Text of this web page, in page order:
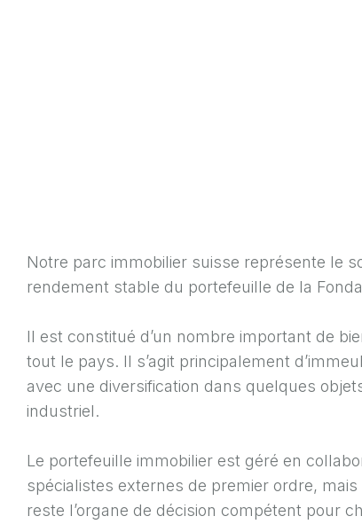
Notre parc immobilier suisse représente le
rendement stable du portefeuille de la
Il est constitué d’un nombre important de
tout le pays. Il s’agit principalement
avec une diversification dans quelques
industriel.
Le portefeuille immobilier est géré en
spécialistes externes de premier ordre,
reste l’organe de décision compétent pour